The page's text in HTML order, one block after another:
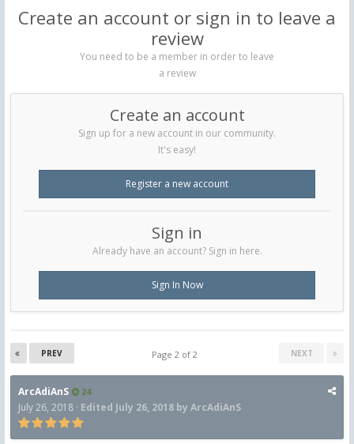
Create an account or sign in to leave a
review
You need to be a member in order to leave
a review
Create an account
Sign up for a new account in our community.
It's easy!
Register a new account
Sign in
Already have an account? Sign in here.
Sign In Now
PREV NEXT
Page 2 of 2
ArcAdiAnS 24
July 26, 2018 · Edited July 26, 2018 by ArcAdiAnS